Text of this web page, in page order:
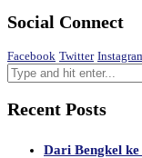
Social Connect
Facebook Twitter
Recent Posts
Dari Bengkel